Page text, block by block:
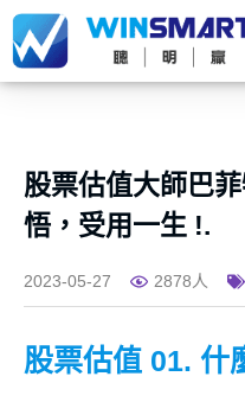
股票估值大師巴
悟，受用一生 !.
2023-05-27 2878人
股票估值 01. 什